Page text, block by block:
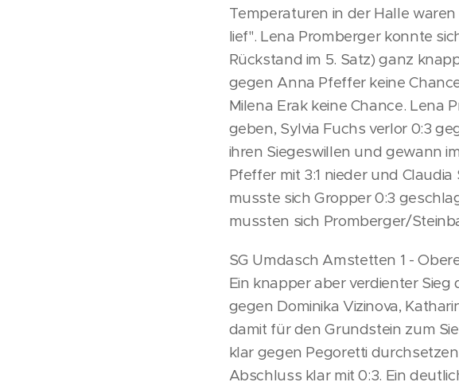
Temperaturen in der Halle
lief". Lena Promberger konnte
Rückstand im 5. Satz) ganz
gegen Anna Pfeffer keine
Milena Erak keine Chance. Lena
geben, Sylvia Fuchs verlor 0:3
ihren Siegeswillen und gewann
Pfeffer mit 3:1 nieder und
musste sich Gropper 0:3
mussten sich Promberger/
SG Umdasch Amstetten 1 -
Ein knapper aber verdienter
gegen Dominika Vizinova,
damit für den Grundstein zum
klar gegen Pegoretti
Abschluss klar mit 0:3. Ein